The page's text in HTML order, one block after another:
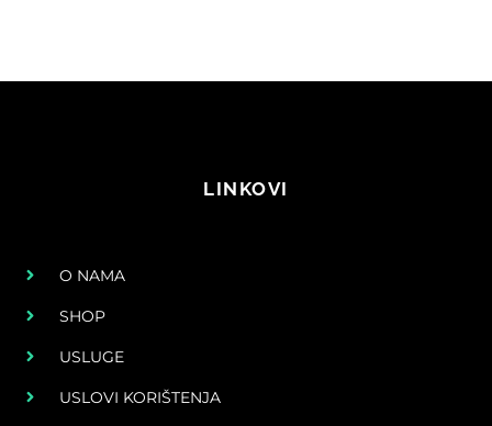
LINKOVI
O NAMA
SHOP
USLUGE
USLOVI KORIŠTENJA